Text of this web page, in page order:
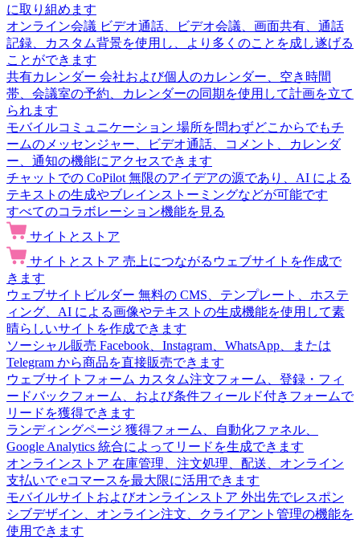
に取り組めます
オンライン会議 ビデオ通話、ビデオ会議、画面共有、通話
記録、カスタム背景を使用し、より多くのことを成し遂げる
ことができます
共有カレンダー 会社および個人のカレンダー、空き時間
帯、会議室の予約、カレンダーの同期を使用して計画を立て
られます
モバイルコミュニケーション 場所を問わずどこからでもチ
ームのメッセンジャー、ビデオ通話、コメント、カレンダ
ー、通知の機能にアクセスできます
チャットでの CoPilot 無限のアイデアの源であり、AI による
テキストの生成やブレインストーミングなどが可能です
すべてのコラボレーション機能を見る
サイトとストア
サイトとストア 売上につながるウェブサイトを作成で
きます
ウェブサイトビルダー 無料の CMS、テンプレート、ホステ
ィング、AI による画像やテキストの生成機能を使用して素
晴らしいサイトを作成できます
ソーシャル販売 Facebook、Instagram、WhatsApp、または
Telegram から商品を直接販売できます
ウェブサイトフォーム カスタム注文フォーム、登録・フィ
ードバックフォーム、および条件フィールド付きフォームで
リードを獲得できます
ランディングページ 獲得フォーム、自動化ファネル、
Google Analytics 統合によってリードを生成できます
オンラインストア 在庫管理、注文処理、配送、オンライン
支払いで eコマースを最大限に活用できます
モバイルサイトおよびオンラインストア 外出先でレスポン
シブデザイン、オンライン注文、クライアント管理の機能を
使用できます